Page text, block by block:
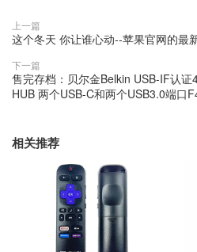
上一篇
这个冬天 你让谁心动--苹果官网的最
下一篇
售完存档：贝尔金Belkin USB-IF认
HUB 两个USB-C和两个USB3.0端口
相关推荐